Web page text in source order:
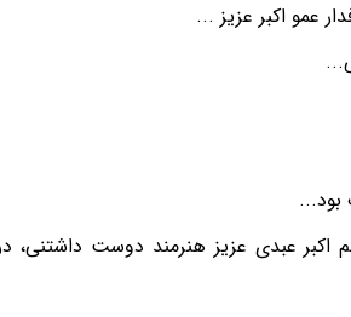
عمو اکبر عزیز ...
عبدی عزیز هنرمند دوست داشتنی،